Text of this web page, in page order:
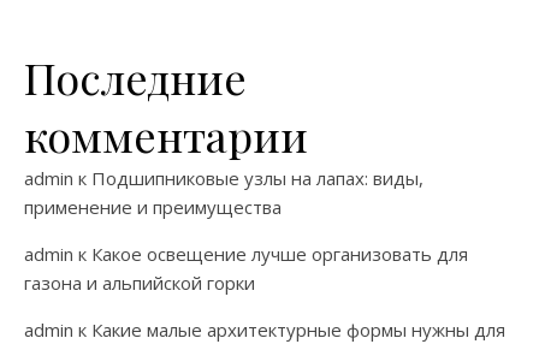
Последние
комментарии
admin к Подшипниковые узлы на лапах: виды,
применение и преимущества
admin к Какое освещение лучше организовать для
газона и альпийской горки
admin к Какие малые архитектурные формы нужны для